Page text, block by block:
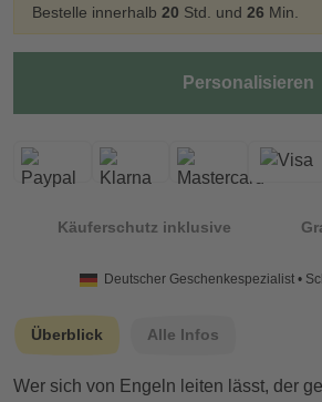
Bestelle innerhalb 20 Std. und 26 Min.
Personalisieren
Käuferschutz inklusive
Deutscher Geschenkespezialist •
Überblick Alle Infos
Wer sich von Engeln leiten lässt, der